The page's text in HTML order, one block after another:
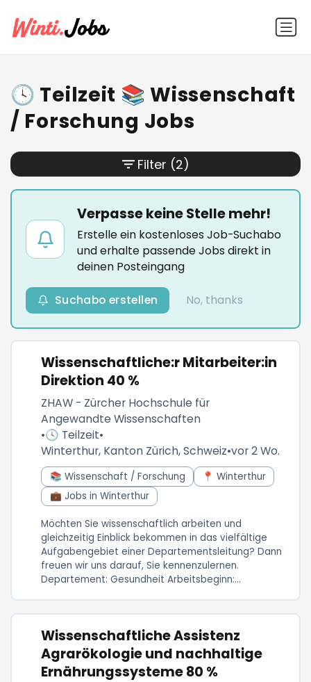
🕓 Teilzeit 📚 Wissenschaft
/ Forschung Jobs
Verpasse keine Stelle mehr!
Erstelle ein kostenloses Job-Suchabo
und erhalte passende Jobs direkt in
deinen Posteingang
No, thanks
Suchabo erstellen
Wissenschaftliche:r Mitarbeiter:in
Direktion 40 %
ZHAW - Zürcher Hochschule für
Angewandte Wissenschaften
•🕓 Teilzeit•
Winterthur, Kanton Zürich, Schweiz•vor 2 Wo.
📚 Wissenschaft / Forschung
📍 Winterthur
💼 Jobs in Winterthur
Möchten Sie wissenschaftlich arbeiten und
gleichzeitig Einblick bekommen in das vielfältige
Aufgabengebiet einer Departementsleitung? Dann
freuen wir uns darauf, Sie kennenzulernen.
Departement: Gesundheit Arbeitsbeginn:...
Wissenschaftliche Assistenz
Agrarökologie und nachhaltige
Ernährungssysteme 80 %
Filter (2)